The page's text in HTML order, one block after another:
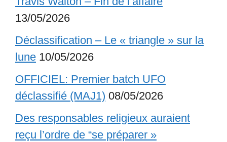
13/05/2026
Déclassification – Le « triangle » sur la
lune 10/05/2026
OFFICIEL: Premier batch UFO
déclassifié (MAJ1) 08/05/2026
Des responsables religieux auraient
reçu l’ordre de “se préparer »